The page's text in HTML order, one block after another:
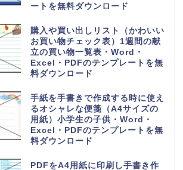
PDFのテンプレートを無料ダウン
持っていくものやメモ付きの時間
割表（小学生・小学校の勉強や授
業の科目で手作りが簡単）
Word・Excel・PDFのテンプレ
日直や当番が簡単に作れる学級日
誌（可愛いオシャレなイラスト入
り）小学生や小学校・Word・
Excel・PDFのテンプレートを無